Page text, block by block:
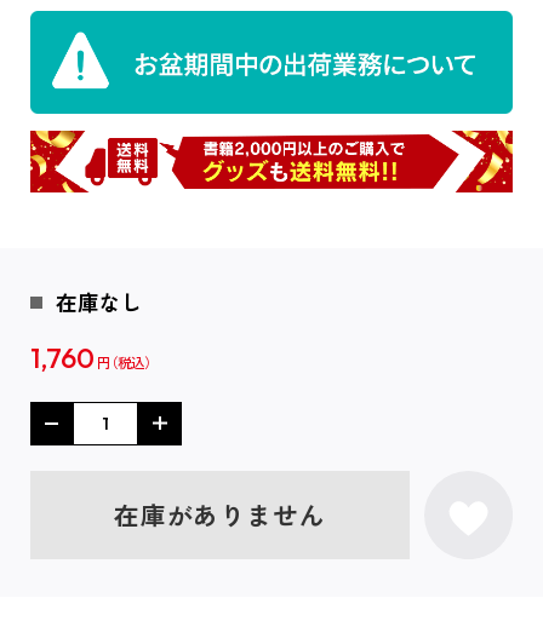
在庫なし
1,760 円
在庫がありません